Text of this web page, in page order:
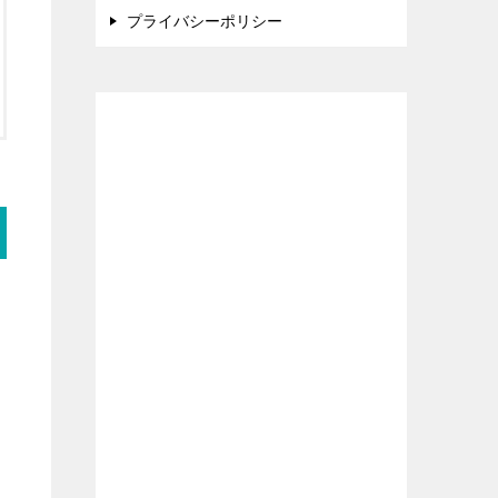
プライバシーポリシー